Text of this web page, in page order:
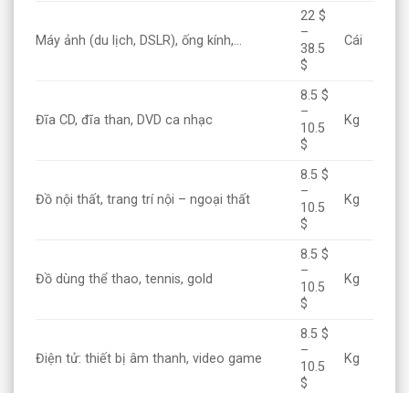
Máy ảnh (du lịch, DSLR), ống kính,…
22 $
–
38.5
$
Cái
Đĩa CD, đĩa than, DVD ca nhạc
8.5 $
–
10.5
$
Kg
Đồ nội thất, trang trí nội – ngoại thất
8.5 $
–
10.5
$
Kg
Đồ dùng thể thao, tennis, gold
8.5 $
–
10.5
$
Kg
Điện tử: thiết bị âm thanh, video game
8.5 $
–
10.5
$
Kg